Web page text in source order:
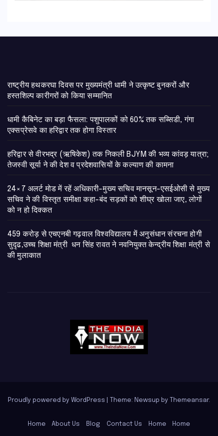
राष्ट्रीय हथकरघा दिवस पर मुख्यमंत्री धामी ने उत्कृष्ट बुनकरों और
हस्तशिल्प कारीगरों को किया सम्मानित
​धामी कैबिनेट का बड़ा फैसला: पशुपालकों को 60% तक सब्सिडी, गंगा
एक्सप्रेसवे का हरिद्वार तक होगा विस्तार
​हरिद्वार से वीरभद्र (ऋषिकेश) तक निकली BJYM की भव्य कांवड़ यात्रा;
तेजस्वी सूर्या ने की देश व प्रदेशवासियों के कल्याण की कामना
24×7 अलर्ट मोड में रहें अधिकारी-मुख्य सचिव मानसून-एसईओसी से मुख्य
सचिव ने की विस्तृत समीक्षा कहा-बंद सड़कों को शीघ्र खोला जाए, लोगों
को न हो दिक्कत
459 करोड़ से एचएनबी गढ़वाल विश्वविद्यालय में अनुसंधान संरचना होगी
सुदृढ,उच्च शिक्षा मंत्री धन सिंह रावत ने नवनियुक्त केन्द्रीय शिक्षा मंत्री से
की मुलाकात
Proudly powered by WordPress Theme: Newsup by Themeansar.
Home About Us Blog Contact Us Home Home